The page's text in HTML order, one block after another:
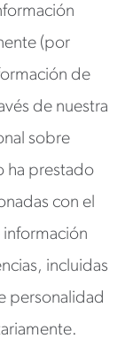
(por
de
de nuestra
sobre
ha prestado
con el
incluidas
personalidad